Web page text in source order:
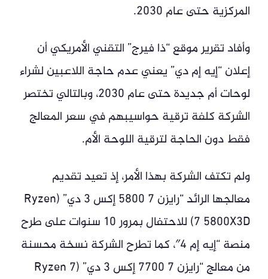
المركزية حتى عام 2030.
وأفاد تقرير موقع “ذا فيرج” التقني الأمريكي أن
إعلان “إيه إم دي” يعني عدم حاجة اللاعبين لشراء
لوحات أم جديدة حتى عام 2030، وبالتالي تختصر
الشركة كلفة ترقية حواسيبهم في سعر المعالج
فقط دون الحاجة لترقية اللوحة الأم.
ولم تكتف الشركة بهذا الأمر، إذ تعيد تقديم
معالجها الرائد “رايزن 7 5800 إكس 3 دي” (Ryzen
7 5800X3D) للاحتفال بمرور 10 سنوات على طرح
منصة “إيه إم 4″، كما تطرح الشركة نسخة محسنة
من معالج “رايزن 7 7700 إكس 3 دي” (Ryzen 7